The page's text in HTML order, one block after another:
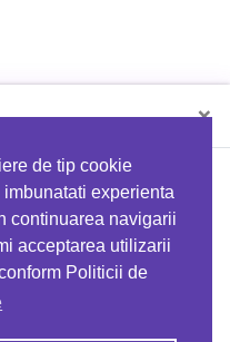
de tip cookie
experienta
continuarea navigarii
acceptarea utilizarii
Politicii de
×
folosind codul